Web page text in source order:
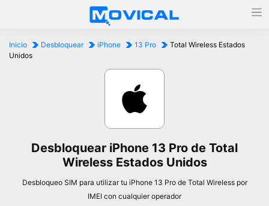
Inicio Desbloquear iPhone 13 Pro
Total Wireless Estados
Unidos
Desbloquear iPhone 13 Pro de Total
Wireless Estados Unidos
Desbloqueo SIM para utilizar tu iPhone 13 Pro de Total Wireless por
IMEI con cualquier operador